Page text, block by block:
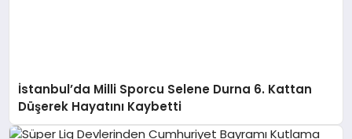
İstanbul’da Milli Sporcu Selene Durna 6. Kattan
Düşerek Hayatını Kaybetti